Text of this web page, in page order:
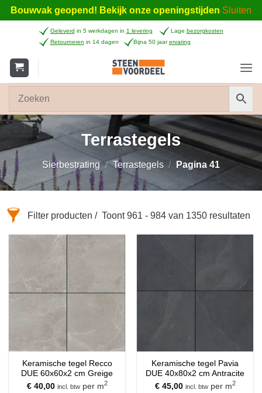
Bouwvak geopend! Bekijk onze openingstijden Sluiten
inhoud
Geleverd in 5 werkdagen in 1 levering Lage bezorgkosten
Retourneren in 14 dagen Bijna 50 jaarervaring
Terrastegels
Sierbestrating / Terrastegels / Pagina 41
Filter producten Toont 961 - 984 van 1350 resultaten
Keramische tegel Recco
DUE 60x60x2 cm Greige
€40,00 incl. btwper m2
Keramische tegel Pavia
DUE 40x80x2 cm Antracite
€45,00 incl. btwper m2